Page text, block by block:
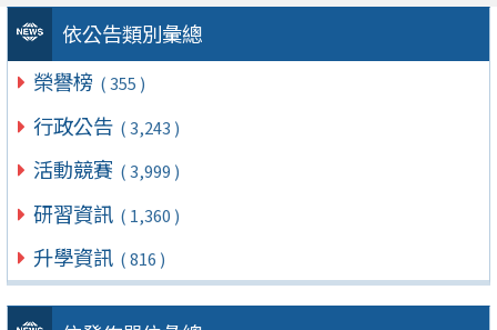
依公告類別彙總
榮譽榜 ( 355 )
行政公告 ( 3,243 )
活動競賽 ( 3,999 )
研習資訊 ( 1,360 )
升學資訊 ( 816 )